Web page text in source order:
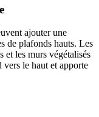
ajouter une
de plafonds hauts. Les
et les murs végétalisés
vers le haut et apporte